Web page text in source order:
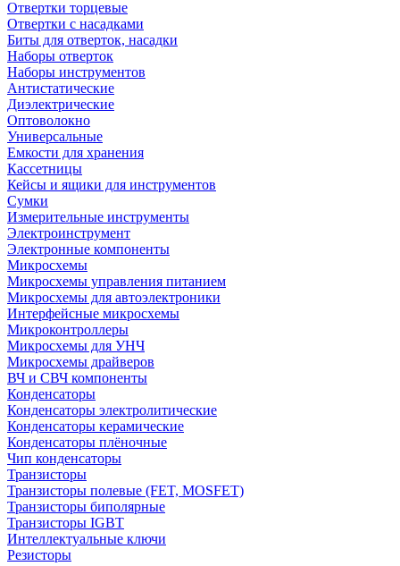
Отвертки торцевые
Отвертки с насадками
Биты для отверток, насадки
Наборы отверток
Наборы инструментов
Антистатические
Диэлектрические
Оптоволокно
Универсальные
Емкости для хранения
Кассетницы
Кейсы и ящики для инструментов
Сумки
Измерительные инструменты
Электроинструмент
Электронные компоненты
Микросхемы
Микросхемы управления питанием
Микросхемы для автоэлектроники
Интерфейсные микросхемы
Микроконтроллеры
Микросхемы для УНЧ
Микросхемы драйверов
ВЧ и СВЧ компоненты
Конденсаторы
Конденсаторы электролитические
Конденсаторы керамические
Конденсаторы плёночные
Чип конденсаторы
Транзисторы
Транзисторы полевые (FET, MOSFET)
Транзисторы биполярные
Транзисторы IGBT
Интеллектуальные ключи
Резисторы